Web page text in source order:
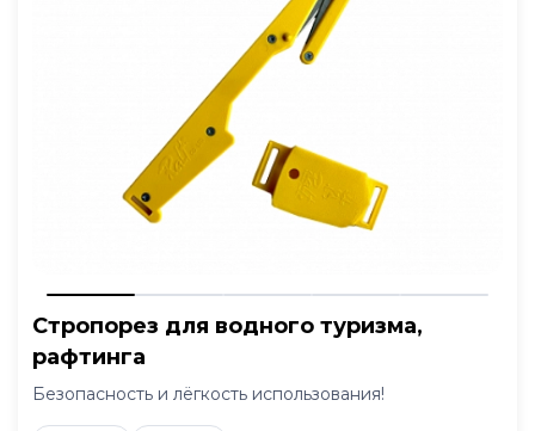
Стропорез для водного туризма,
рафтинга
Безопасность и лёгкость использования!